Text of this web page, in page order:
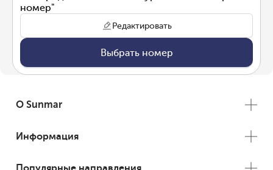
номер"
Редактировать
Выбрать номер
О Sunmar
Информация